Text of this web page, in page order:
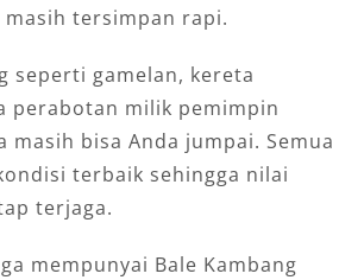
masih tersimpan rapi.
seperti gamelan, kereta
perabotan milik pemimpin
masih bisa Anda jumpai. Semua
terbaik sehingga nilai
terjaga.
mempunyai Bale Kambang